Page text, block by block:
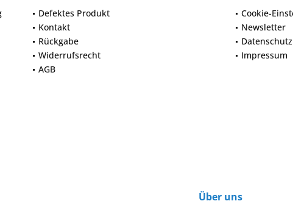
Defektes Produkt
Kontakt
Rückgabe
Widerrufsrecht
AGB
Cookie-
Newsletter
Datenschutz
Impressum
Über uns